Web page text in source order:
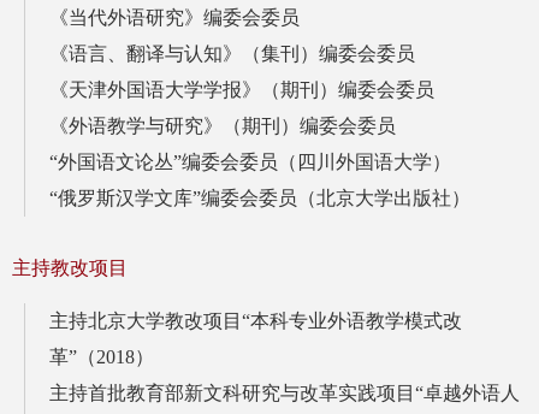
《当代外语研究》编委会委员
《语言、翻译与认知》（集刊）编委会委员
《天津外国语大学学报》（期刊）编委会委员
《外语教学与研究》（期刊）编委会委员
“外国语文论丛”编委会委员（四川外国语大学）
“俄罗斯汉学文库”编委会委员（北京大学出版社）
主持教改项目
主持北京大学教改项目“本科专业外语教学模式改
革”（2018）
主持首批教育部新文科研究与改革实践项目“卓越外语人